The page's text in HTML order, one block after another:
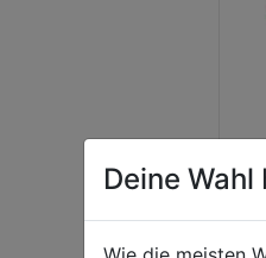
Deine